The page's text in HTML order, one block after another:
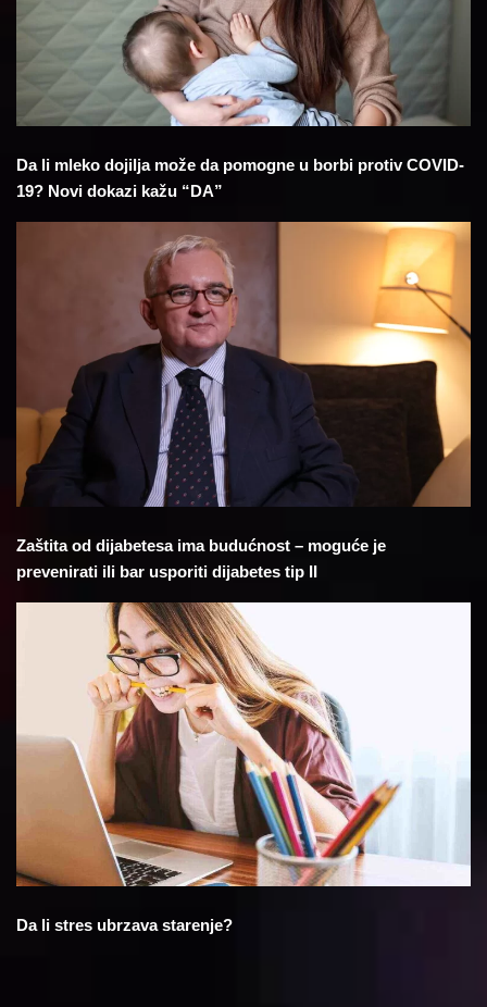
Da li mleko dojilja može da pomogne u borbi protiv COVID-
19? Novi dokazi kažu “DA”
Zaštita od dijabetesa ima budućnost – moguće je
prevenirati ili bar usporiti dijabetes tip II
Da li stres ubrzava starenje?